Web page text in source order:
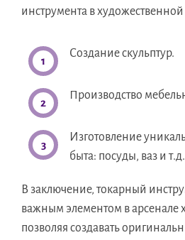
инструмента в художественной
Создание скульптур.
Производство
Изготовление
быта: посуды, ваз и т.д.
В заключение, токарный
важным элементом в арсенале
позволяя создавать